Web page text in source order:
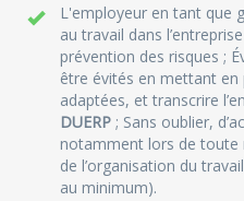
L'employeur en tant que
au travail dans
prévention des risques ;
être évités en mettant en
adaptées, et transcrire
DUERP ; Sans oublier,
notamment lors de toute
de l’organisation du
au minimum).